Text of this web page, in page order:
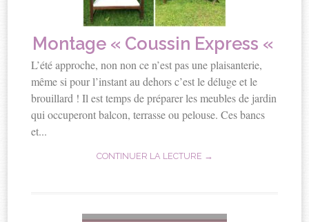
Montage « Coussin Express «
L’été approche, non non ce n’est pas une plaisanterie,
même si pour l’instant au dehors c’est le déluge et le
brouillard ! Il est temps de préparer les meubles de jardin
qui occuperont balcon, terrasse ou pelouse. Ces bancs
et...
CONTINUER LA LECTURE →